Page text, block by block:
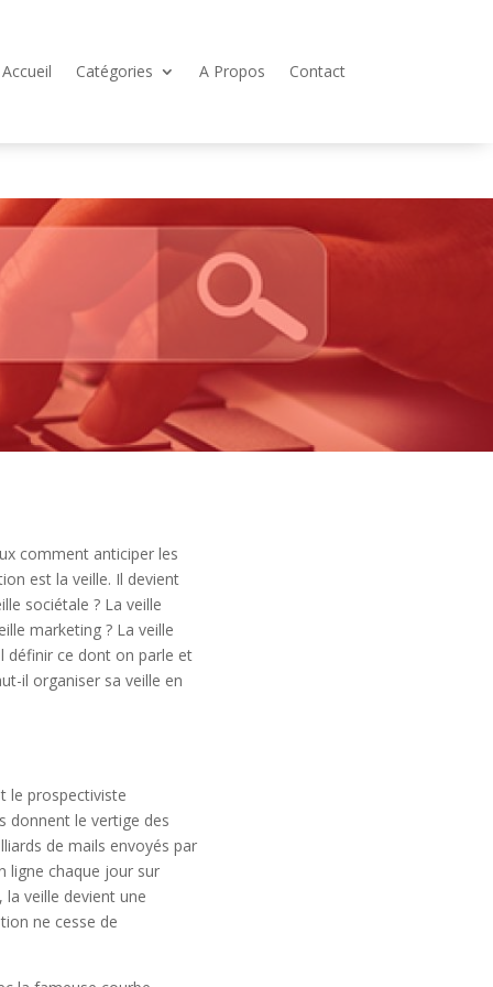
Accueil Catégories A Propos Contact
comment anticiper les
est la veille. Il devient
sociétale ? La veille
marketing ? La veille
définir ce dont on parle et
il organiser sa veille en
le prospectiviste
donnent le vertige des
de mails envoyés par
ligne chaque jour sur
la veille devient une
ne cesse de